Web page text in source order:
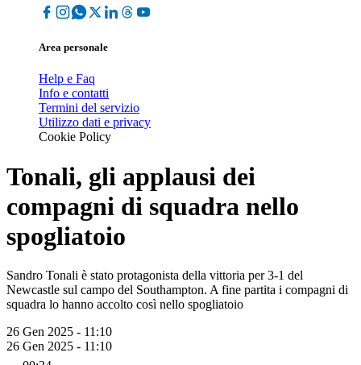
Area personale
Help e Faq
Info e contatti
Termini del servizio
Utilizzo dati e privacy
Cookie Policy
Tonali, gli applausi dei
compagni di squadra nello
spogliatoio
Sandro Tonali è stato protagonista della vittoria per 3-1 del
Newcastle sul campo del Southampton. A fine partita i compagni di
squadra lo hanno accolto così nello spogliatoio
26 Gen 2025 - 11:10
26 Gen 2025 - 11:10